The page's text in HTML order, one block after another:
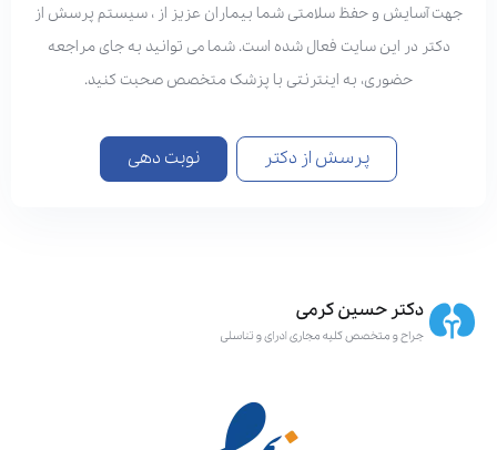
آسایش و حفظ سلامتی شما بیماران عزیز از ، سیستم پرسش از
دکتر در این سایت فعال شده است. شما می توانید به جای مراجعه
حضوری، به اینترنتی با پزشک متخصص صحبت کنید.
پرسش از دکتر نوبت دهی